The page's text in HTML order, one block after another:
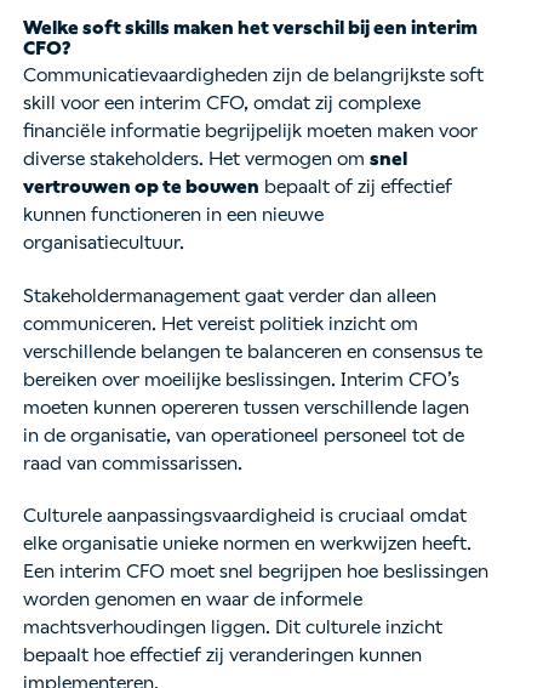
Welke soft skills maken het verschil bij een interim
CFO?
Communicatievaardigheden zijn de belangrijkste soft
skill voor een interim CFO, omdat zij complexe
financiële informatie begrijpelijk moeten maken voor
diverse stakeholders. Het vermogen omsnel
vertrouwen op te bouwen bepaalt of zij effectief
kunnen functioneren in een nieuwe
organisatiecultuur.
Stakeholdermanagement gaat verder dan alleen
communiceren. Het vereist politiek inzicht om
verschillende belangen te balanceren en consensus te
bereiken over moeilijke beslissingen. Interim CFO’s
moeten kunnen opereren tussen verschillende lagen
in de organisatie, van operationeel personeel tot de
raad van commissarissen.
Culturele aanpassingsvaardigheid is cruciaal omdat
elke organisatie unieke normen en werkwijzen heeft.
Een interim CFO moet snel begrijpen hoe beslissingen
worden genomen en waar de informele
machtsverhoudingen liggen. Dit culturele inzicht
bepaalt hoe effectief zij veranderingen kunnen
implementeren.